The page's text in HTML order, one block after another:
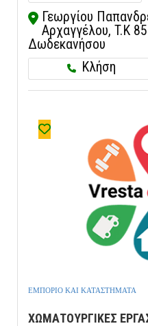
Γεωργίου
Αρχαγγέλου, T.K
Δωδεκανήσου
Κλήση
ΕΜΠΟΡΙΟ ΚΑΙ ΚΑΤΑΣΤΗΜΑΤΑ
ΧΩΜΑΤΟΥΡΓΙΚΕΣ